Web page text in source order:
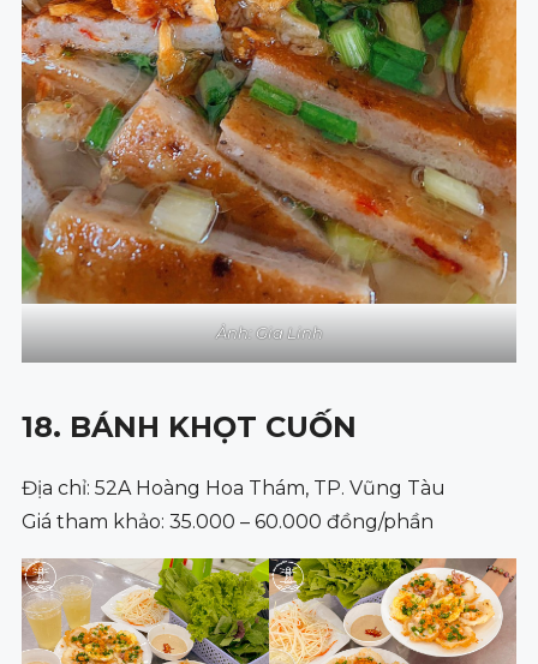
Ảnh: Gia Linh
18. BÁNH KHỌT CUỐN
Địa chỉ: 52A Hoàng Hoa Thám, TP. Vũng Tàu
Giá tham khảo: 35.000 – 60.000 đồng/phần